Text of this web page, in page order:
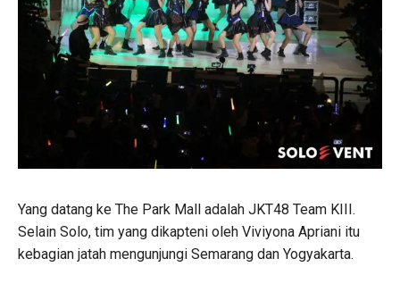
Yang datang ke The Park Mall adalah JKT48 Team KIII.
Selain Solo, tim yang dikapteni oleh Viviyona Apriani itu
kebagian jatah mengunjungi Semarang dan Yogyakarta.